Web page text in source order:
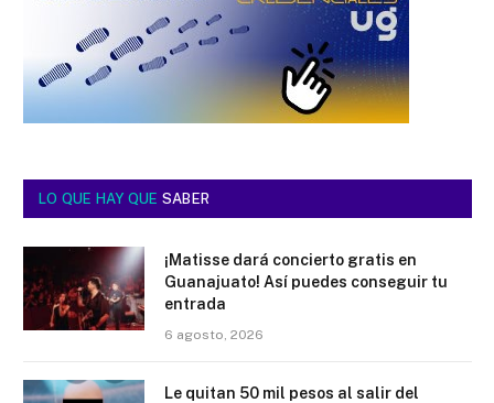
LO QUE HAY QUE SABER
¡Matisse dará concierto gratis en
Guanajuato! Así puedes conseguir tu
entrada
6 agosto, 2026
Le quitan 50 mil pesos al salir del